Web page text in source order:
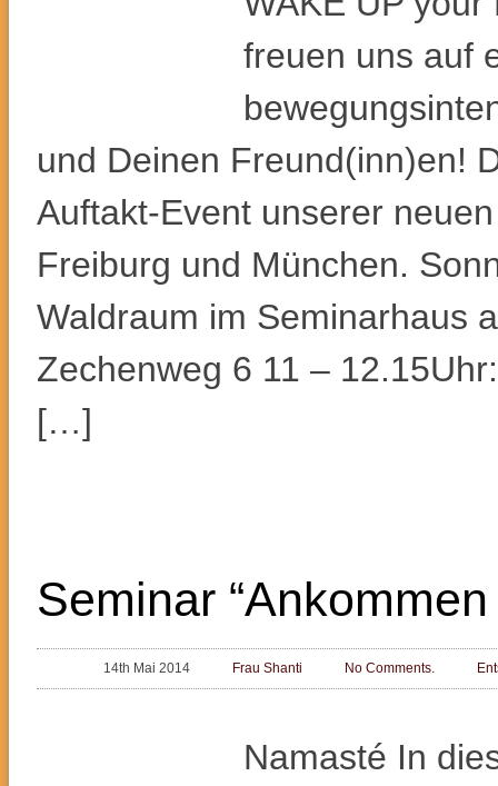
freuen uns auf
und Deinen Freund(inn)en!
Auftakt-Event unserer
Freiburg und München.
Waldraum im Seminarhaus
Zechenweg 6 11 –
[…]
Seminar
14th Mai 2014 Frau Shanti No Comments.
Namasté In